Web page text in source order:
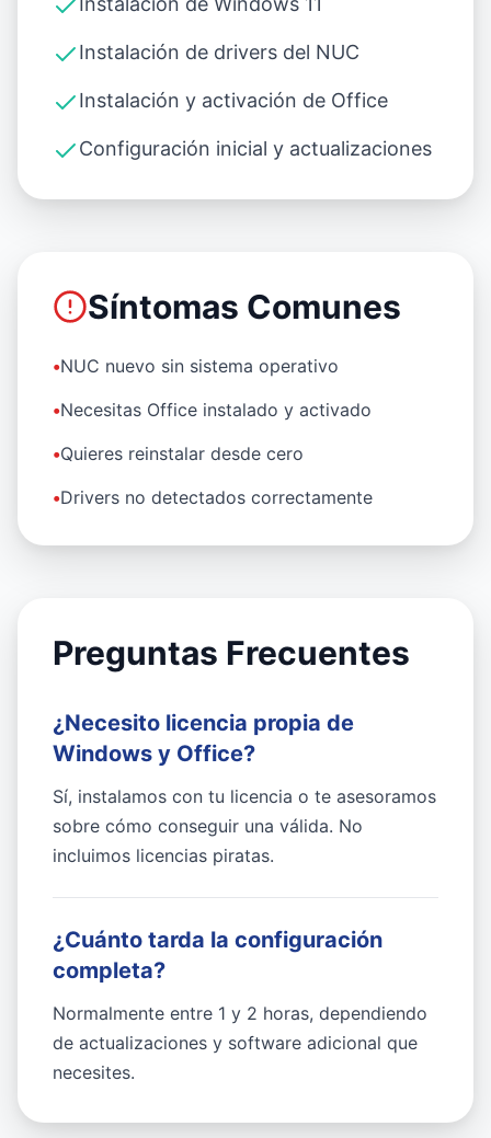
Instalación de drivers del NUC
Instalación y activación de Office
Configuración inicial y actualizaciones
Síntomas Comunes
•NUC nuevo sin sistema operativo
•Necesitas Office instalado y activado
•Quieres reinstalar desde cero
•Drivers no detectados correctamente
Preguntas Frecuentes
¿Necesito licencia propia de
Windows y Office?
Sí, instalamos con tu licencia o te asesoramos
sobre cómo conseguir una válida. No
incluimos licencias piratas.
¿Cuánto tarda la configuración
completa?
Normalmente entre 1 y 2 horas, dependiendo
de actualizaciones y software adicional que
necesites.